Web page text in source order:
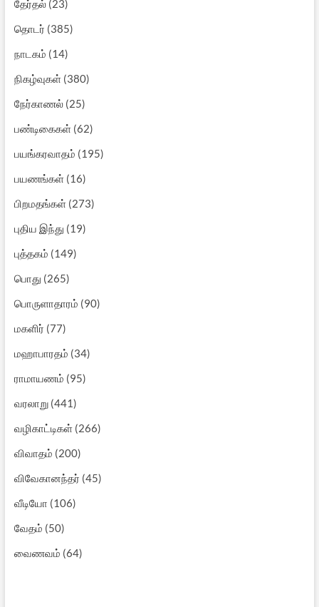
தேர்தல்(23)
தொடர் (385)
நாடகம் (14)
நிகழ்வுகள்(380)
நேர்காணல்(25)
பண்டிகைகள்(62)
பயங்கரவாதம் (195)
பயணங்கள்(16)
பிறமதங்கள்(273)
புதிய இந்து (19)
புத்தகம் (149)
பொது (265)
பொருளாதாரம் (90)
மகளிர் (77)
மஹாபாரதம் (34)
ராமாயணம் (95)
வரலாறு(441)
வழிகாட்டிகள்(266)
விவாதம் (200)
விவேகானந்தர் (45)
வீடியோ (106)
வேதம் (50)
வைணவம் (64)